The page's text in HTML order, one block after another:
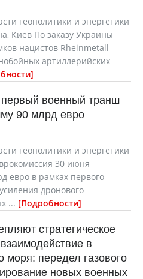
геополитики и энергетики
Киев По заказу Украины
нацистов Rheinmetall
артиллерийских
военный транш
90 млрд евро
геополитики и энергетики
30 июня
евро в рамках первого
дронового
... Подробности
стратегическое
в
моря: передел газового
новых военных